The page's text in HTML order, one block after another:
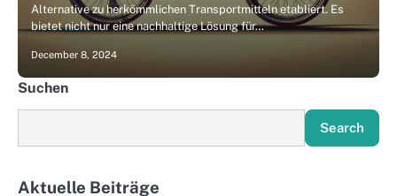
Alternative zu herkömmlichen Transportmitteln etabliert. Es
bietet nicht nur eine nachhaltige Lösung für…
December 8, 2024
Suchen
Search
Aktuelle Beiträge